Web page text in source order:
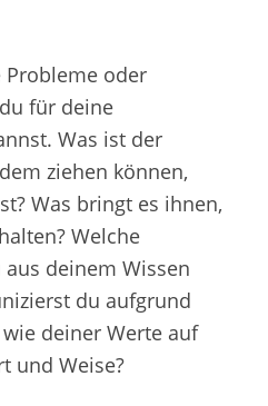
Probleme oder
für deine
Was ist der
ziehen können,
Was bringt es ihnen,
Welche
deinem Wissen
du aufgrund
deiner Werte auf
und Weise?